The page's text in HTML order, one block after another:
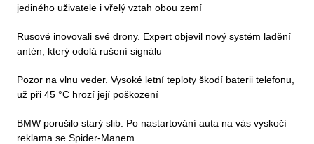
jediného uživatele i vřelý vztah obou zemí
Rusové inovovali své drony. Expert objevil nový systém ladění
antén, který odolá rušení signálu
Pozor na vlnu veder. Vysoké letní teploty škodí baterii telefonu,
už při 45 °C hrozí její poškození
BMW porušilo starý slib. Po nastartování auta na vás vyskočí
reklama se Spider-Manem